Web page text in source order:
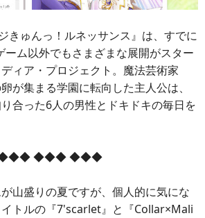
きゅんっ！ルネッサンス』は、すでに
ーム以外でもさまざまな展開がスター
ィア・プロジェクト。魔法芸術家
が集まる学園に転向した主人公は、
合った6人の男性とドキドキの毎日を
◆◆◆ ◆◆◆
山盛りの夏ですが、個人的に気にな
トルの『7'scarlet』と『Collar×Mali